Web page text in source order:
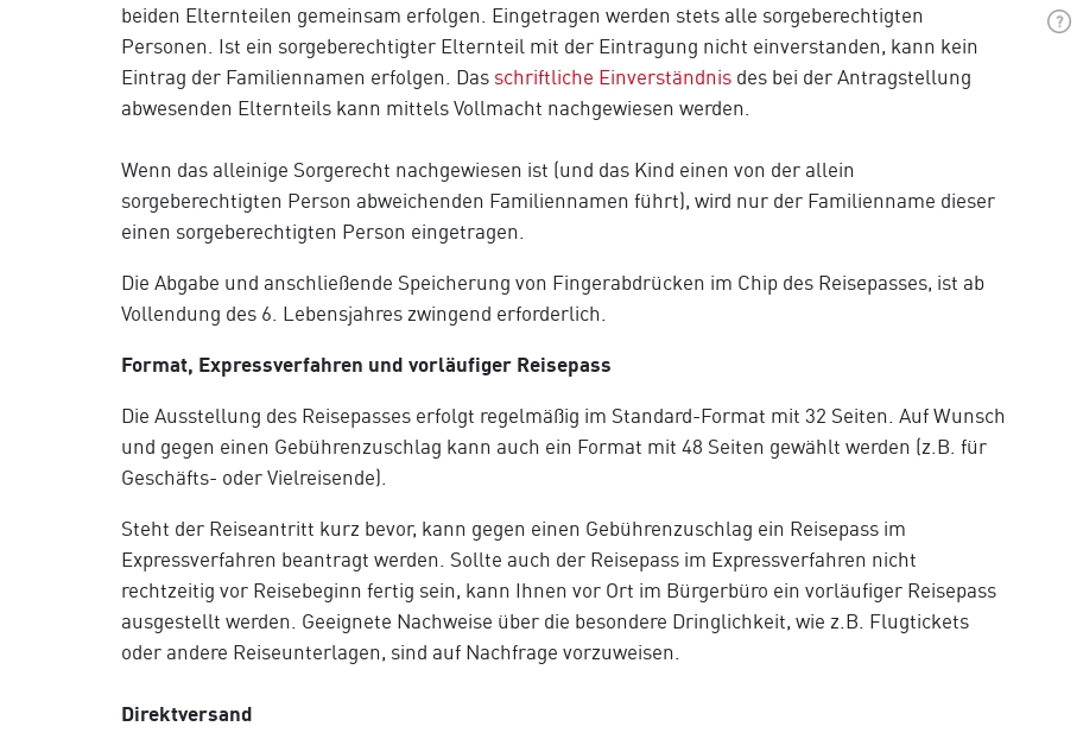
beiden Elternteilen gemeinsam erfolgen. Eingetragen werden stets alle sorgeberechtigten
Personen. Ist ein sorgeberechtigter Elternteil mit der Eintragung nicht einverstanden, kann kein
Eintrag der Familiennamen erfolgen. Das schriftliche Einverständnis des bei der Antragstellung
abwesenden Elternteils kann mittels Vollmacht nachgewiesen werden.
Wenn das alleinige Sorgerecht nachgewiesen ist (und das Kind einen von der allein
sorgeberechtigten Person abweichenden Familiennamen führt), wird nur der Familienname dieser
einen sorgeberechtigten Person eingetragen.
Die Abgabe und anschließende Speicherung von Fingerabdrücken im Chip des Reisepasses, ist ab
Vollendung des 6. Lebensjahres zwingend erforderlich.
Format, Expressverfahren und vorläufiger Reisepass
Die Ausstellung des Reisepasses erfolgt regelmäßig im Standard-Format mit 32 Seiten. Auf Wunsch
und gegen einen Gebührenzuschlag kann auch ein Format mit 48 Seiten gewählt werden (z.B. für
Geschäfts- oder Vielreisende).
Steht der Reiseantritt kurz bevor, kann gegen einen Gebührenzuschlag ein Reisepass im
Expressverfahren beantragt werden. Sollte auch der Reisepass im Expressverfahren nicht
rechtzeitig vor Reisebeginn fertig sein, kann Ihnen vor Ort im Bürgerbüro ein vorläufiger Reisepass
ausgestellt werden. Geeignete Nachweise über die besondere Dringlichkeit, wie z.B. Flugtickets
oder andere Reiseunterlagen, sind auf Nachfrage vorzuweisen.
Direktversand